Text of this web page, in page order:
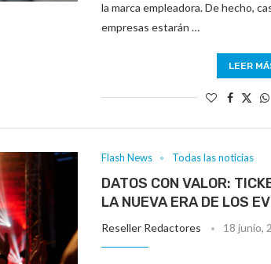
la marca empleadora. De hecho,
empresas estarán …
LEER
Flash News Todas las noticias
DATOS CON VALOR:
LA NUEVA ERA DE LOS
Reseller Redactores 18 junio,